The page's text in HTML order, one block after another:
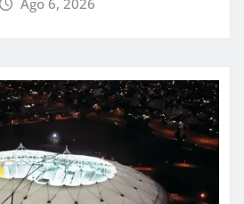
Ago 6, 2026